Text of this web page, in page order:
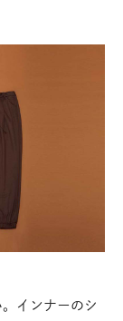
インナーのシ